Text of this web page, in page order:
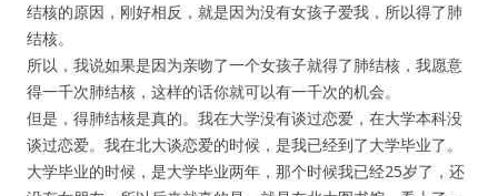
结核的原因，刚好相反，就是因为没有女孩子爱我，所以得了肺
结核。
所以，我说如果是因为亲吻了一个女孩子就得了肺结核，我愿意
得一千次肺结核，这样的话你就可以有一千次的机会。
但是，得肺结核是真的。我在大学没有谈过恋爱，在大学本科没
谈过恋爱。我在北大谈恋爱的时候，是我已经到了大学毕业了。
大学毕业的时候，是大学毕业两年，那个时候我已经25岁了，还